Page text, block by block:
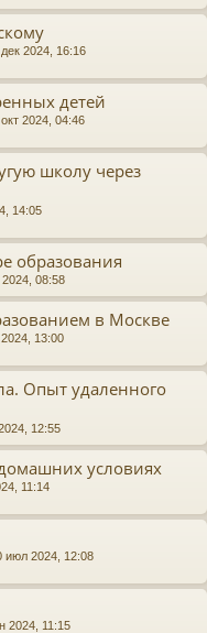
2024, 16:16
детей
2024, 04:46
школу через
14:05
образования
2024, 08:58
в Москве
13:00
Опыт удаленного
12:55
условиях
11:14
июл 2024, 12:08
2024, 11:15